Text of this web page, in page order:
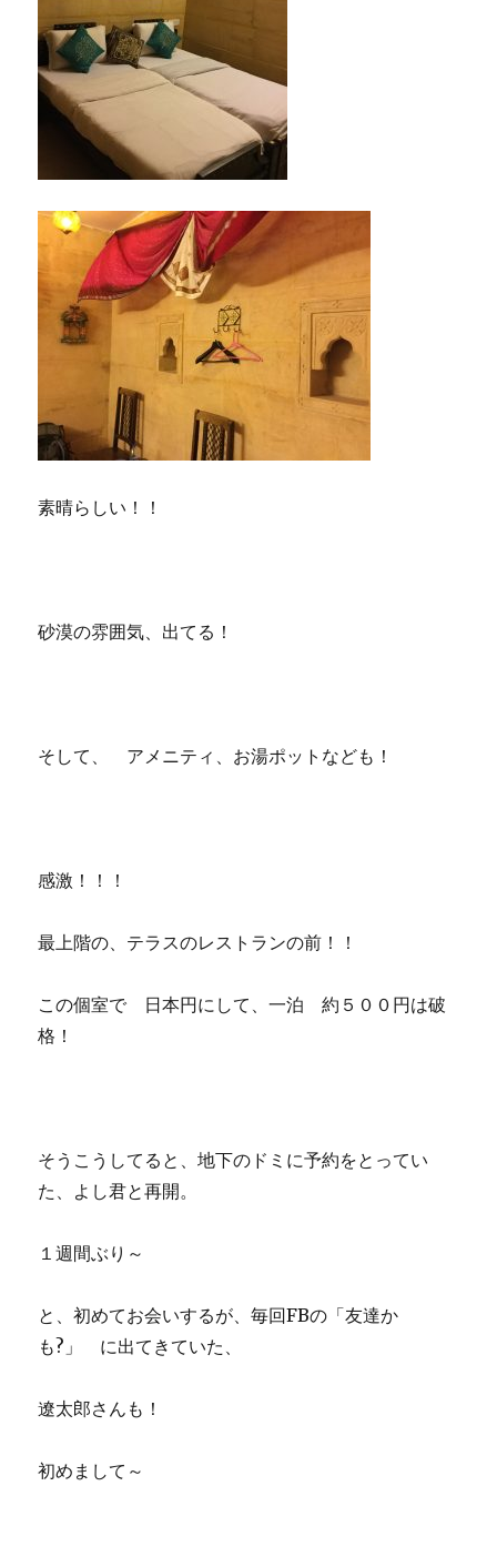
素晴らしい！！
砂漠の雰囲気、出てる！
そして、 アメニティ、お湯ポットなども！
感激！！！
最上階の、テラスのレストランの前！！
この個室で 日本円にして、一泊 約５００円は破
格！
そうこうしてると、地下のドミに予約をとってい
た、よし君と再開。
１週間ぶり～
と、初めてお会いするが、毎回FBの「友達か
も?」 に出てきていた、
遼太郎さんも！
初めまして～